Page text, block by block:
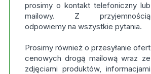
prosimy o kontakt telefoniczny lub
mailowy. Z przyjemnością
odpowiemy na wszystkie pytania.
Prosimy również o przesyłanie ofert
cenowych drogą mailową wraz ze
zdjęciami produktów, informacjami